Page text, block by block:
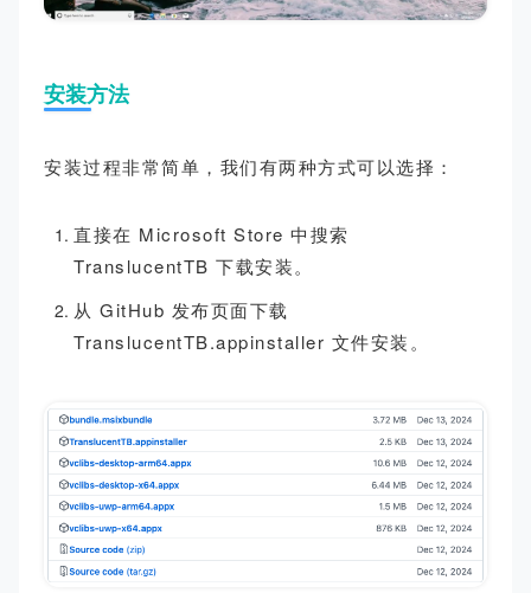
安装方法
安装过程非常简单，我们有两种方式可以选择：
直接在 Microsoft Store 中搜索
TranslucentTB 下载安装。
从 GitHub 发布页面下载
TranslucentTB.appinstaller 文件安装。